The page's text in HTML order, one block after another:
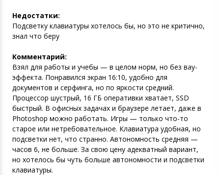
Недостатки:
Подсветку клавиатуры хотелось бы, но это не критично,
знал что беру
Комментарий:
Взял для работы и учебы — в целом норм, но без вау-
эффекта. Понравился экран 16:10, удобно для
документов и серфинга, но по яркости средний.
Процессор шустрый, 16 ГБ оперативки хватает, SSD
быстрый. В офисных задачах и браузере летает, даже в
Photoshop можно работать. Игры — только что-то
старое или нетребовательное. Клавиатура удобная, но
подсветки нет, что странно. Автономность средняя —
часов 6, не больше. За свою цену адекватный вариант,
но хотелось бы чуть больше автономности и подсветки
клавиатуры.